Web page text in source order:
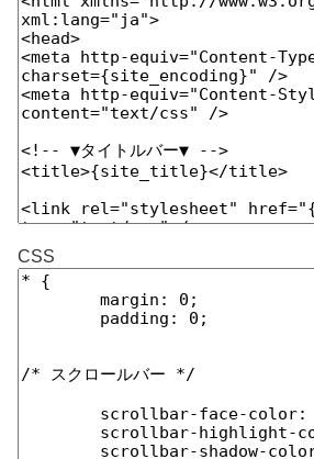
CSS